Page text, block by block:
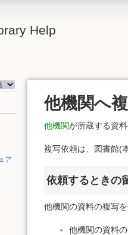
Help
ア
他機関へ
他機関が所蔵する資
複写依頼は、図書館(
依頼するときの
他機関の資料の複写
他機関の資料